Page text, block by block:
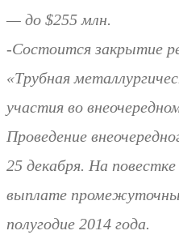
— до $255 млн.
-Состоится закрытие
«Трубная
участия во
Проведение
25 декабря. На
выплате
полугодие 2014 года.